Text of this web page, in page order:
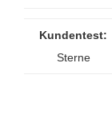
Kundentest:
Sterne